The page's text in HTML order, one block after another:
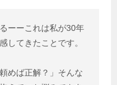
ーーこれは私が30年
してきたことです。
めば正解？」そんな